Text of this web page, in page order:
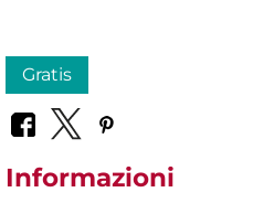
Gratis
Informazioni